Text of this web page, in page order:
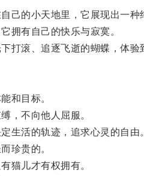
的小天地里，它展现出一种
有自己的快乐与寂寞。
滚、追逐飞逝的蝴蝶，体验
和目标。
不向他人屈服。
活的轨迹，追求心灵的自由
珍贵的。
儿才有权拥有。